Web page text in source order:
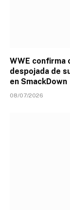
WWE confirma
despojada de
en SmackDown
08/07/2026